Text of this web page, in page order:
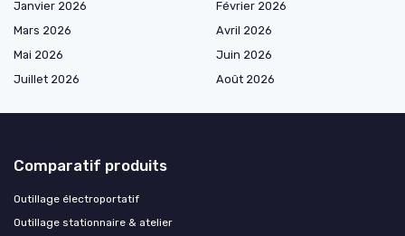
Janvier 2026
Février 2026
Mars 2026
Avril 2026
Mai 2026
Juin 2026
Juillet 2026
Août 2026
Comparatif produits
Outillage électroportatif
Outillage stationnaire & atelier